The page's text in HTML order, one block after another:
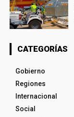
CATEGORÍAS
Gobierno
Regiones
Internacional
Social